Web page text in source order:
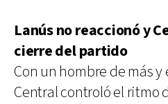
Lanús no reaccionó y
cierre del partido
Con un hombre de más
Central controló el ritmo